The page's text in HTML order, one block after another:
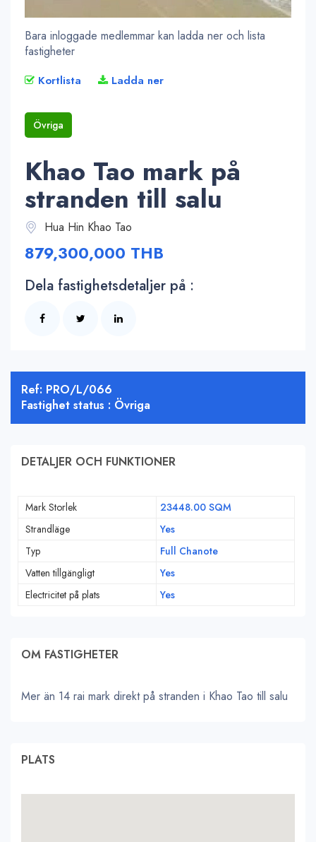
Bara inloggade medlemmar kan ladda ner och lista
fastigheter
Kortlista Ladda ner
Övriga
Khao Tao mark på
stranden till salu
Hua Hin Khao Tao
879,300,000 THB
Dela fastighetsdetaljer på :
Ref: PRO/L/066
Fastighet status : Övriga
DETALJER OCH FUNKTIONER
Mark Storlek
23448.00 SQM
Strandläge
Yes
Typ
Full Chanote
Vatten tillgängligt
Yes
Electricitet på plats
Yes
OM FASTIGHETER
Mer än 14 rai mark direkt på stranden i Khao Tao till salu
PLATS